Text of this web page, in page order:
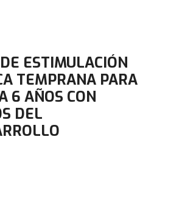
ESTIMULACIÓN
TEMPRANA PARA
6 AÑOS CON
DEL